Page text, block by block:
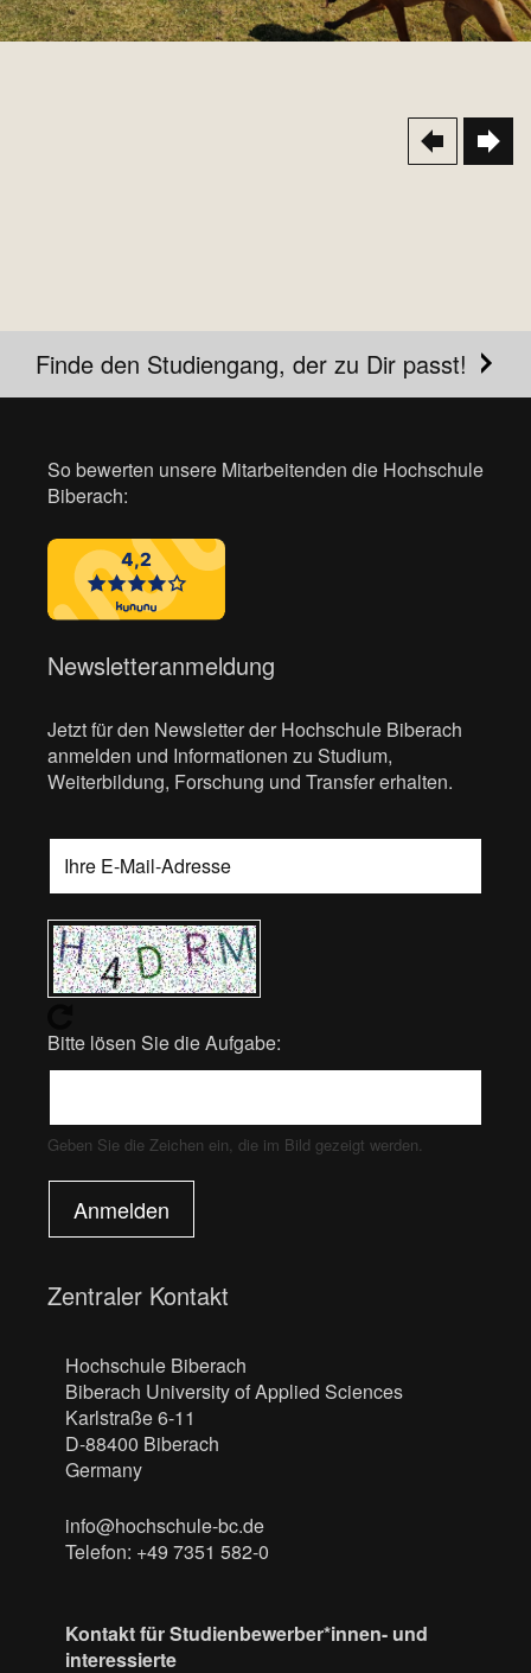
Finde den Studiengang, der zu Dir passt!
So bewerten unsere Mitarbeitenden die Hochschule
Biberach:
Newsletteranmeldung
Jetzt für den Newsletter der Hochschule Biberach
anmelden und Informationen zu Studium,
Weiterbildung, Forschung und Transfer erhalten.
Bitte lösen Sie die Aufgabe:
Geben Sie die Zeichen ein, die im Bild gezeigt werden.
Anmelden
Zentraler Kontakt
Hochschule Biberach
Biberach University of Applied Sciences
Karlstraße 6-11
D-88400 Biberach
Germany
info@hochschule-bc.de
Telefon: +49 7351 582-0
Kontakt für Studienbewerber*innen- und
interessierte